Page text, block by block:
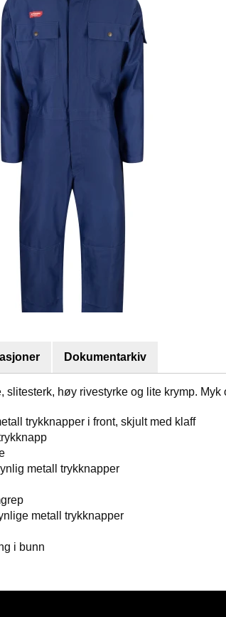
Dokumentarkiv
slitesterk, høy rivestyrke og lite krymp.
trykknapper i front, skjult med klaff
metall trykknapper
metall trykknapper
i bunn